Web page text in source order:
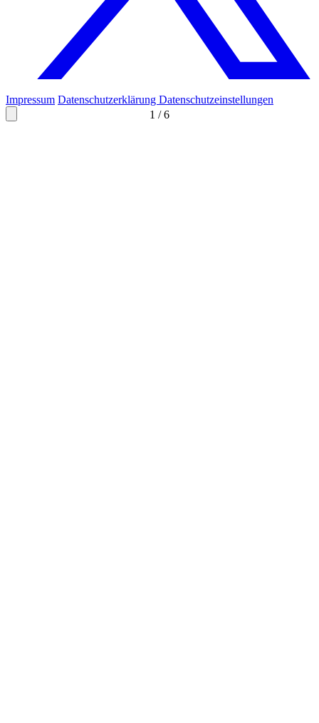
1 /6
Impressum Datenschutzerklärung Datenschutzeinstellungen